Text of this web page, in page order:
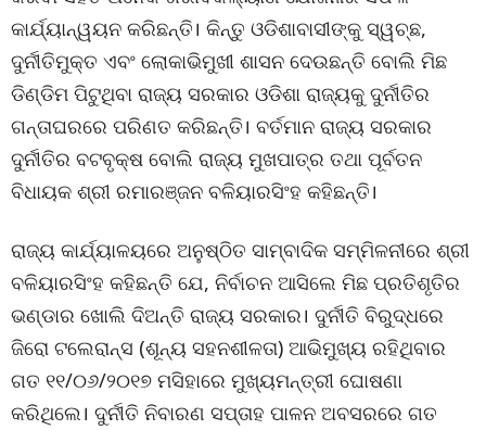
କାର୍ଯ୍ୟାନ୍ୱୟନ କରିଛନ୍ତି। କିନ୍ତୁ ଓଡିଶାବାସୀଙ୍କୁ ସ୍ୱଚ୍ଛ,
ଦୁର୍ନୀତିମୁକ୍ତ ଏବଂ ଲୋକାଭିମୁଖୀ ଶାସନ ଦେଉଛନ୍ତି ବୋଲି ମିଛ
ଡିଣ୍ଡିମ ପିଟୁଥିବା ରାଜ୍ୟ ସରକାର ଓଡିଶା ରାଜ୍ୟକୁ ଦୁର୍ନୀତିର
ଗନ୍ତାଘରରେ ପରିଣତ କରିଛନ୍ତି। ବର୍ତମାନ ରାଜ୍ୟ ସରକାର
ଦୁର୍ନୀତିର ବଟବୃକ୍ଷ ବୋଲି ରାଜ୍ୟ ମୁଖପାତ୍ର ତଥା ପୂର୍ବତନ
ବିଧାୟକ ଶ୍ରୀ ରମାରଞ୍ଜନ ବଳିୟାରସିଂହ କହିଛନ୍ତି।
ରାଜ୍ୟ କାର୍ଯ୍ୟାଳୟରେ ଅନୁଷ୍ଠିତ ସାମ୍ବାଦିକ ସମ୍ମିଳନୀରେ ଶ୍ରୀ
ବଳିୟାରସିଂହ କହିଛନ୍ତି ଯେ, ନିର୍ବାଚନ ଆସିଲେ ମିଛ ପ୍ରତିଶୃତିର
ଭଣ୍ଡାର ଖୋଲି ଦିଅନ୍ତି ରାଜ୍ୟ ସରକାର। ଦୁର୍ନୀତି ବିରୁଦ୍ଧରେ
ଜିରୋ ଟଲେରାନ୍ସ (ଶୂନ୍ୟ ସହନଶୀଳତା) ଆଭିମୁଖ୍ୟ ରହିଥିବାର
ଗତ ୧୧/୦୬/୨୦୧୭ ମସିହାରେ ମୁଖ୍ୟମନ୍ତ୍ରୀ ଘୋଷଣା
କରିଥିଲେ। ଦୁର୍ନୀତି ନିବାରଣ ସପ୍ତାହ ପାଳନ ଅବସରରେ ଗତ